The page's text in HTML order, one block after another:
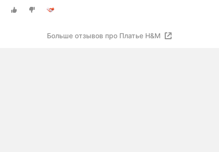
Больше отзывов про Платье H&M